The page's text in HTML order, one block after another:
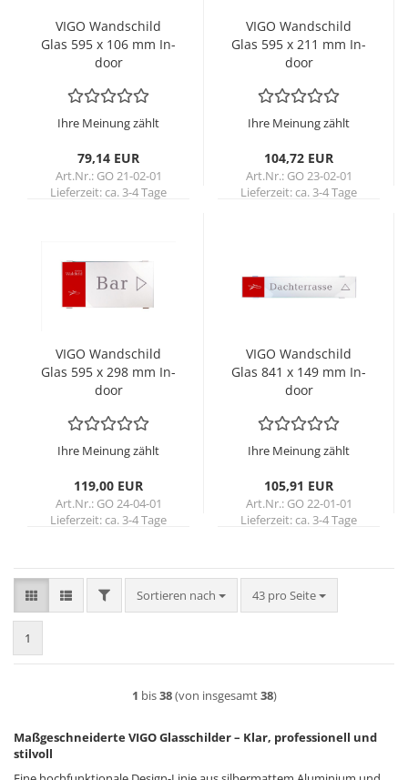
VIGO Wand­schild
Glas 595 x 106 mm In­
door
Ihre Meinung zählt
79,14 EUR
Art.Nr.: GO 21-02-01
Lieferzeit:ca. 3-4 Tage
VIGO Wand­schild
Glas 595 x 211 mm In­
door
Ihre Meinung zählt
104,72 EUR
Art.Nr.: GO 23-02-01
Lieferzeit:ca. 3-4 Tage
VIGO Wand­schild
Glas 595 x 298 mm In­
door
Ihre Meinung zählt
119,00 EUR
Art.Nr.: GO 24-04-01
Lieferzeit:ca. 3-4 Tage
VIGO Wand­schild
Glas 841 x 149 mm In­
door
Ihre Meinung zählt
105,91 EUR
Art.Nr.: GO 22-01-01
Lieferzeit:ca. 3-4 Tage
FILTERSortieren nach
Sortieren nach 43 pro Seite
pro Seite
1
1 bis38(von insgesamt38)
Maßgeschneiderte VIGO Glasschilder – Klar, professionell und
stilvoll